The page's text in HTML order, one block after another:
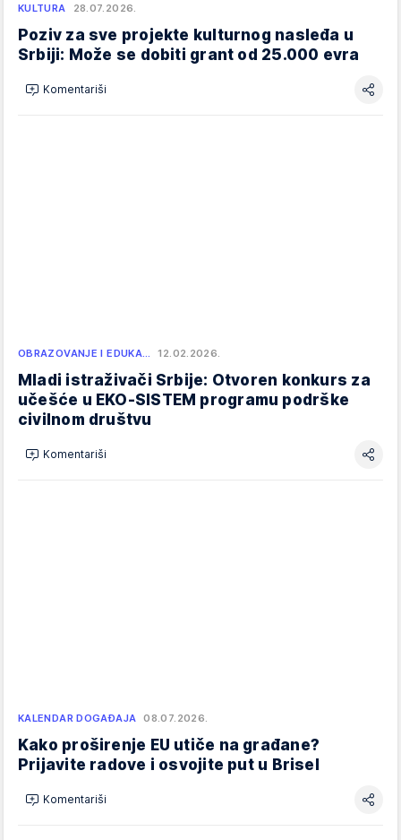
KULTURA 28.07.2026.
Poziv za sve projekte kulturnog nasleđa u
Srbiji: Može se dobiti grant od 25.000 evra
Komentariši
OBRAZOVANJE I EDUKA… 12.02.2026.
Mladi istraživači Srbije: Otvoren konkurs za
učešće u EKO-SISTEM programu podrške
civilnom društvu
Komentariši
KALENDAR DOGAĐAJA 08.07.2026.
Kako proširenje EU utiče na građane?
Prijavite radove i osvojite put u Brisel
Komentariši